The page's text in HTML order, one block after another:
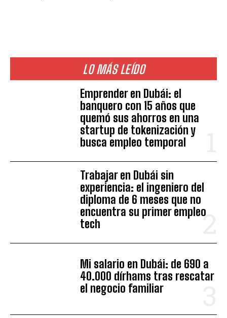
LO MÁS LEÍDO
Emprender en Dubái: el
banquero con 15 años que
quemó sus ahorros en una
startup de tokenización y
busca empleo temporal
Trabajar en Dubái sin
experiencia: el ingeniero del
diploma de 6 meses que no
encuentra su primer empleo
tech
Mi salario en Dubái: de 690 a
40.000 dírhams tras rescatar
el negocio familiar